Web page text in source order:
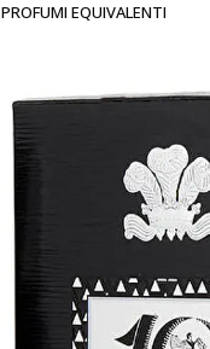
PROFUMI EQUIVALENTI